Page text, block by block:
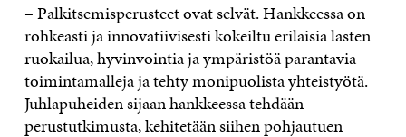
– Palkitsemisperusteet ovat selvät. Hankkeessa on
rohkeasti ja innovatiivisesti kokeiltu erilaisia lasten
ruokailua, hyvinvointia ja ympäristöä parantavia
toimintamalleja ja tehty monipuolista yhteistyötä.
Juhlapuheiden sijaan hankkeessa tehdään
perustutkimusta, kehitetään siihen pohjautuen